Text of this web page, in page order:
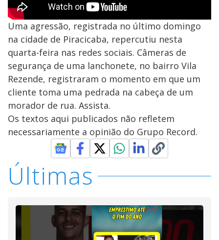
Uma agressão, registrada no último domingo
na cidade de Piracicaba, repercutiu nesta
quarta-feira nas redes sociais. Câmeras de
segurança de uma lanchonete, no bairro Vila
Rezende, registraram o momento em que um
cliente toma uma pedrada na cabeça de um
morador de rua. Assista.
Os textos aqui publicados não refletem
necessariamente a opinião do Grupo Record.
Últimas